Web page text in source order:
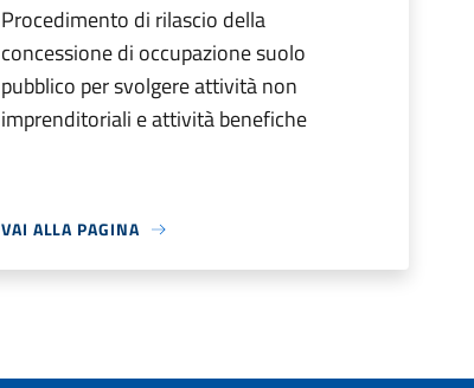
Procedimento di rilascio della
concessione di occupazione suolo
pubblico per svolgere attività non
imprenditoriali e attività benefiche
VAI ALLA PAGINA